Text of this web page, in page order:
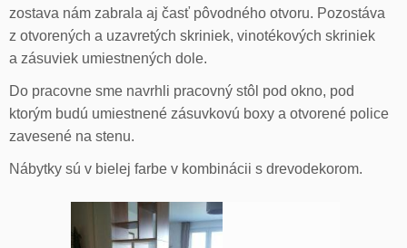
zostava nám zabrala aj časť pôvodného otvoru. Pozostáva
z otvorených a uzavretých skriniek, vinotékových skriniek
a zásuviek umiestnených dole.
Do pracovne sme navrhli pracovný stôl pod okno, pod
ktorým budú umiestnené zásuvkovú boxy a otvorené police
zavesené na stenu.
Nábytky sú v bielej farbe v kombinácii s drevodekorom.